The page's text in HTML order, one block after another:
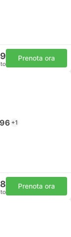
Prenota ora
+1
Prenota ora